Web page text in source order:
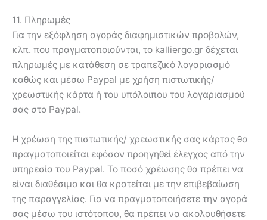
11. Πληρωμές
Για την εξόφληση αγοράς διαφημιστικών προβολών,
κλπ. που πραγματοποιούνται, το kalliergo.gr δέχεται
πληρωμές με κατάθεση σε τραπεζικό λογαριασμό
καθώς και μέσω Paypal με χρήση πιστωτικής/
χρεωστικής κάρτα ή του υπόλοιπου του λογαριασμού
σας στο Paypal.
Η χρέωση της πιστωτικής/ χρεωστικής σας κάρτας θα
πραγματοποιείται εφόσον προηγηθεί έλεγχος από την
υπηρεσία του Paypal. Το ποσό χρέωσης θα πρέπει να
είναι διαθέσιμο και θα κρατείται με την επιβεβαίωση
της παραγγελίας. Για να πραγματοποιήσετε την αγορά
σας μέσω του ιστότοπου, θα πρέπει να ακολουθήσετε